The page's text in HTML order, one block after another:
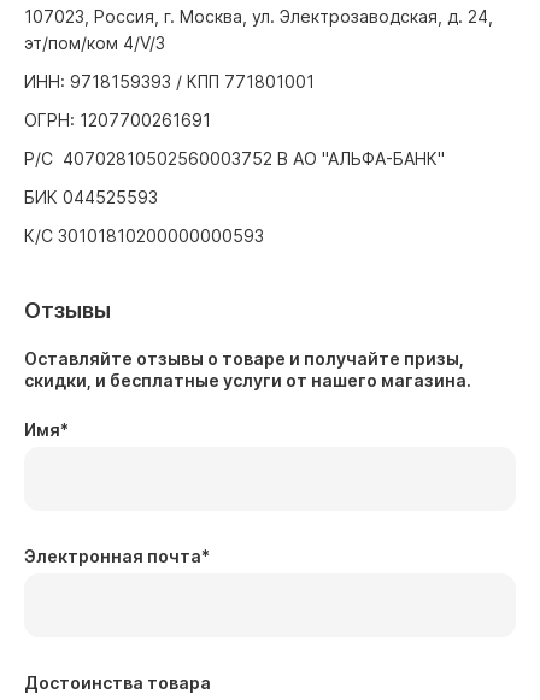
107023, Россия, г. Москва, ул. Электрозаводская, д. 24,
эт/пом/ком 4/V/3
ИНН: 9718159393 / КПП 771801001
ОГРН: 1207700261691
Р/С 40702810502560003752 В АО "АЛЬФА-БАНК"
БИК 044525593
К/С 30101810200000000593
Отзывы
Оставляйте отзывы о товаре и получайте призы,
скидки, и бесплатные услуги от нашего магазина.
Имя*
Электронная почта*
Достоинства товара